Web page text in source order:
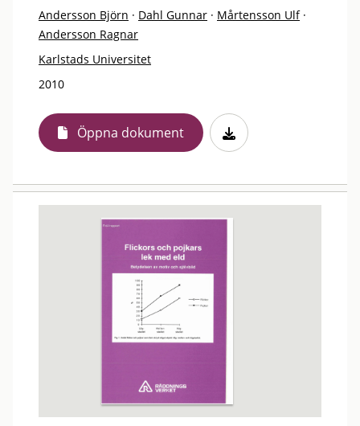
Andersson Björn · Dahl Gunnar · Mårtensson Ulf ·
Andersson Ragnar
Karlstads Universitet
2010
Öppna dokument